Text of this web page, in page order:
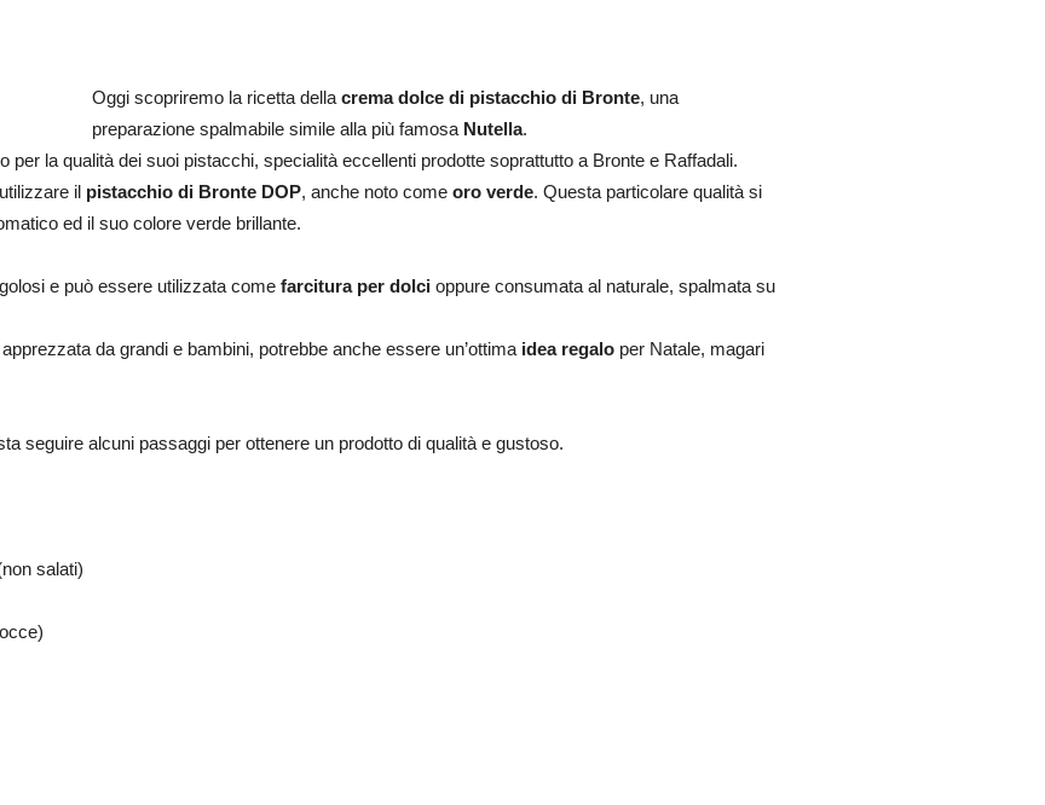
Oggi scopriremo la ricetta della crema dolce di pistacchio di Bronte, una
preparazione spalmabile simile alla più famosa Nutella.
per la qualità dei suoi pistacchi, specialità eccellenti prodotte soprattutto a Bronte e Raffadali.
il pistacchio di Bronte DOP, anche noto come oro verde. Questa particolare qualità si
ed il suo colore verde brillante.
e può essere utilizzata come farcitura per dolci oppure consumata al naturale, spalmata su
da grandi e bambini, potrebbe anche essere un’ottima idea regalo per Natale, magari
seguire alcuni passaggi per ottenere un prodotto di qualità e gustoso.
salati)